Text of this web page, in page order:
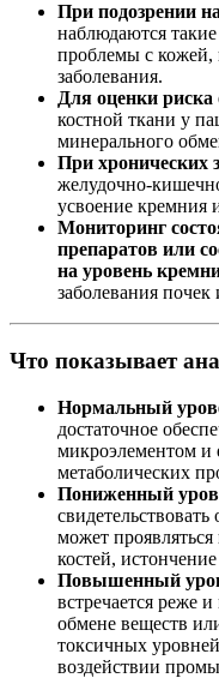
При подозрении
наблюдаются
проблемы с кожей,
заболевания.
Для оценки риска
костной ткани у
минерального
При хронических
желудочно-
усвоение кремния
Мониторинг
препаратов или
на уровень
заболевания
Что показывает
Нормальный
достаточное
микроэлементом и
метаболических
Пониженный
может
костей,
Повышенный
встречается реже
обмене веществ
токсичных
воздействии